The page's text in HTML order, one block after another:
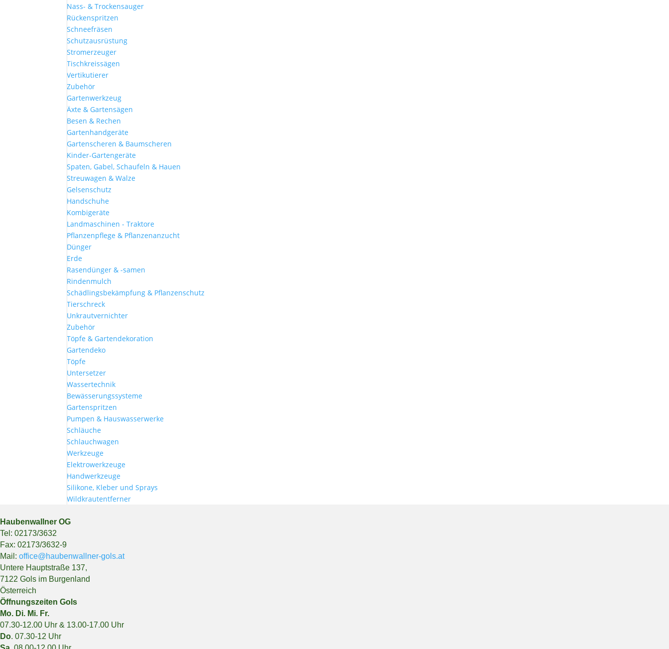
Nass- & Trockensauger
Rückenspritzen
Schneefräsen
Schutzausrüstung
Stromerzeuger
Tischkreissägen
Vertikutierer
Zubehör
Gartenwerkzeug
Äxte & Gartensägen
Besen & Rechen
Gartenhandgeräte
Gartenscheren & Baumscheren
Kinder-Gartengeräte
Spaten, Gabel, Schaufeln & Hauen
Streuwagen & Walze
Gelsenschutz
Handschuhe
Kombigeräte
Landmaschinen - Traktore
Pflanzenpflege & Pflanzenanzucht
Dünger
Erde
Rasendünger & -samen
Rindenmulch
Schädlingsbekämpfung & Pflanzenschutz
Tierschreck
Unkrautvernichter
Zubehör
Töpfe & Gartendekoration
Gartendeko
Töpfe
Untersetzer
Wassertechnik
Bewässerungssysteme
Gartenspritzen
Pumpen & Hauswasserwerke
Schläuche
Schlauchwagen
Werkzeuge
Elektrowerkzeuge
Handwerkzeuge
Silikone, Kleber und Sprays
Wildkrautentferner
Haubenwallner OG
Tel: 02173/3632
Fax: 02173/3632-9
Mail: office@haubenwallner-gols.at
Untere Hauptstraße 137,
7122 Gols im Burgenland
Österreich
Öffnungszeiten Gols
Mo. Di. Mi. Fr.
07.30-12.00 Uhr & 13.00-17.00 Uhr
Do. 07.30-12 Uhr